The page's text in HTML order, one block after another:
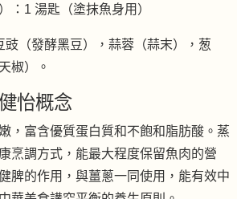
：1 湯匙（塗抹魚身用）
豉（發酵黑豆），蒜蓉（蒜末），葱
椒）。
怡概念
，富含優質蛋白質和不飽和脂肪酸。蒸
烹調方式，能最大程度保留魚肉的營
脾的作用，與薑蔥一同使用，能有效中